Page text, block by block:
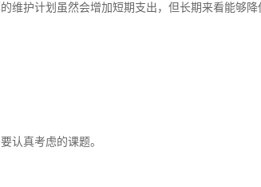
维护计划虽然会增加短期支出，但长期来看能够
认真考虑的课题。